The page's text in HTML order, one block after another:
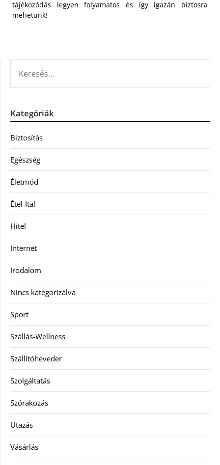
tájékozódás legyen folyamatos és így igazán biztosra
mehetünk!
Kategóriák
Biztosítás
Egészség
Életmód
Étel-Ital
Hitel
Internet
Irodalom
Nincs kategorizálva
Sport
Szállás-Wellness
Szállítóheveder
Szolgáltatás
Szórakozás
Utazás
Vásárlás